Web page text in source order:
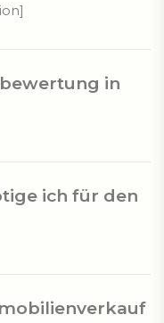
in
Sie erhalten eine
und
ich für den